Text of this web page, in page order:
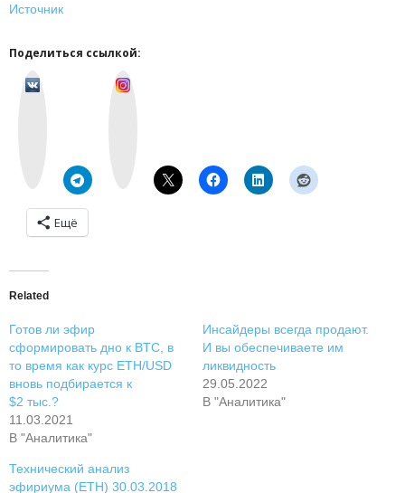
Источник
Поделиться ссылкой:
Ещё
Related
Готов ли эфир
сформировать дно к BTC, в
то время как курс ETH/USD
вновь подбирается к
$2 тыс.?
11.03.2021
В "Аналитика"
Инсайдеры всегда продают.
И вы обеспечиваете им
ликвидность
29.05.2022
В "Аналитика"
Технический анализ
эфириума (ETH) 30.03.2018